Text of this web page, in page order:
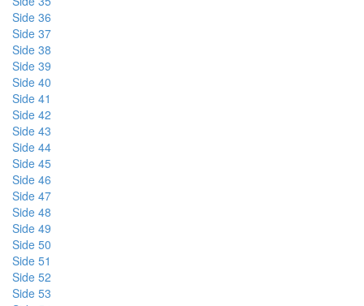
Side 36
Side 37
Side 38
Side 39
Side 40
Side 41
Side 42
Side 43
Side 44
Side 45
Side 46
Side 47
Side 48
Side 49
Side 50
Side 51
Side 52
Side 53